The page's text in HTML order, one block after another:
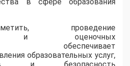
проведение
и оценочных
обеспечивает
образовательных услуг,